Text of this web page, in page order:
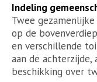
Indeling
Twee
op de
en verschillende
aan de achterzijde,
beschikking over